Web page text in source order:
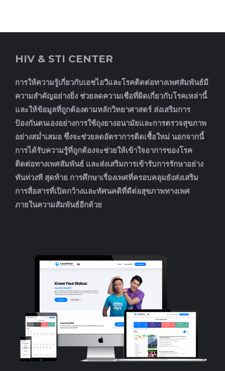
HIV & STI CENTER
การให้ความรู้เกี่ยวกับเอชไอวีและโรคติดต่อทางเพศสัมพันธ์มี
ความสำคัญอย่างยิ่ง ช่วยลดความเชื่อที่ผิดเกี่ยวกับโรคเหล่านี้
และให้ข้อมูลที่ถูกต้องตามหลักวิทยาศาสตร์ ส่งเสริมการ
ป้องกันตนเองอย่างการใช้ถุงยางอนามัยและการตรวจสุขภาพ
อย่างสม่ำเสมอ ซึ่งจะช่วยลดอัตราการติดเชื้อใหม่ นอกจากนี้
การได้รับความรู้ที่ถูกต้องจะช่วยให้เข้าใจอาการของโรค
ติดต่อทางเพศสัมพันธ์ และส่งเสริมการเข้ารับการรักษาอย่าง
ทันท่วงที สุดท้าย การศึกษาเรื่องเพศที่ครอบคลุมยังส่งเสริม
การสื่อสารที่เปิดกว้างและทัศนคติที่ดีต่อสุขภาพทางเพศ
ภายในความสัมพันธ์อีกด้วย